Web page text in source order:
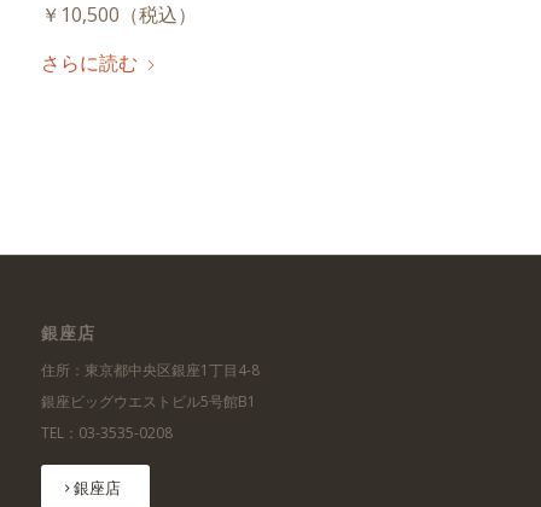
￥10,500（税込）
さらに読む
銀座店
住所：東京都中央区銀座1丁目4-8
銀座ビッグウエストビル5号館B1
TEL：03-3535-0208
銀座店